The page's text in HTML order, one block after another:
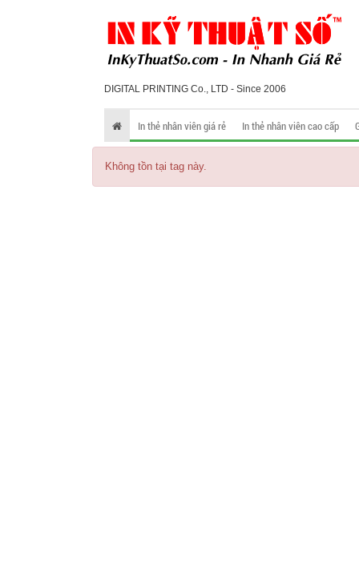
DIGITAL PRINTING Co., LTD - Since 2006
In thẻ nhân viên giá rẻ In thẻ nhân viên cao cấp
Không tồn tại tag này.